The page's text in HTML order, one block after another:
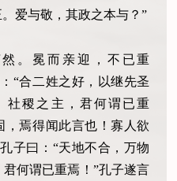
爱与敬，其政之本与？”
。冕而亲迎，不已重
“合二姓之好，以继先圣
社稷之主，君何谓已重
，焉得闻此言也！寡人欲
子曰：“天地不合，万物
何谓已重焉！”孔子遂言